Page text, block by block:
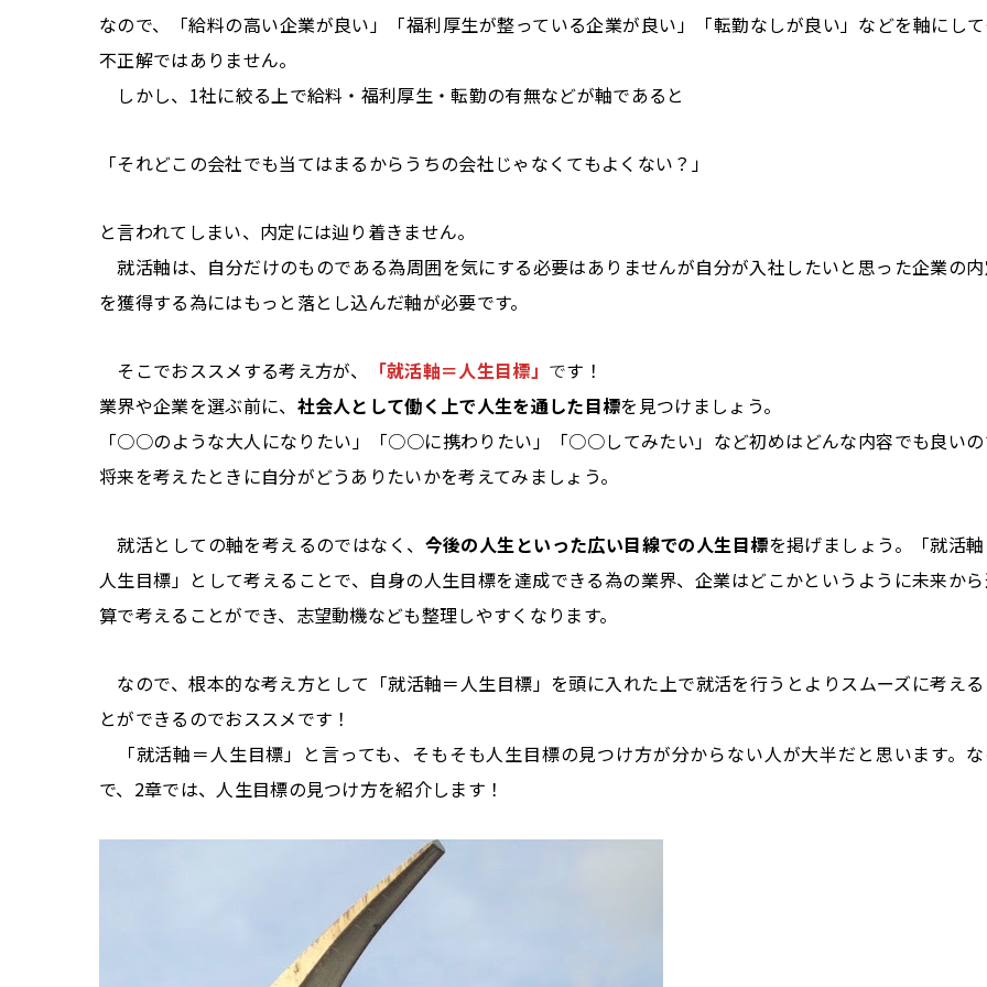
なので、「給料の高い企業が良い」「福利厚生が整っている企業が良い」「転勤なしが良い」などを軸にして
不正解ではありません。
しかし、1社に絞る上で給料・福利厚生・転勤の有無などが軸であると
「それどこの会社でも当てはまるからうちの会社じゃなくてもよくない？」
と言われてしまい、内定には辿り着きません。
就活軸は、自分だけのものである為周囲を気にする必要はありませんが自分が入社したいと思った企業の
を獲得する為にはもっと落とし込んだ軸が必要です。
そこでおススメする考え方が、 「就活軸＝人生目標」 です！
業界や企業を選ぶ前に、 社会人として働く上で人生を通した目標を見つけましょう。
「○○のような大人になりたい」「○○に携わりたい」「○○してみたい」など初めはどんな内容でも良い
将来を考えたときに自分がどうありたいかを考えてみましょう。
就活としての軸を考えるのではなく、 今後の人生といった広い目線での人生目標を掲げましょう。「就活
人生目標」として考えることで、自身の人生目標を達成できる為の業界、企業はどこかというように未来か
算で考えることができ、志望動機なども整理しやすくなります。
なので、根本的な考え方として「就活軸＝人生目標」を頭に入れた上で就活を行うとよりスムーズに考える
とができるのでおススメです！
「就活軸＝人生目標」と言っても、そもそも人生目標の見つけ方が分からない人が大半だと思います。
で、2章では、人生目標の見つけ方を紹介します！